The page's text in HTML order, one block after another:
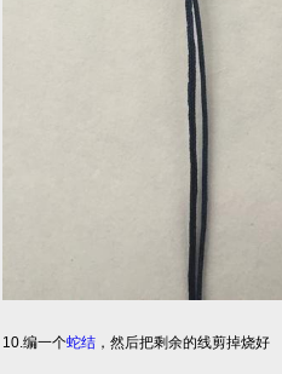
10.编一个蛇结 ，然后把剩余的线剪掉烧好